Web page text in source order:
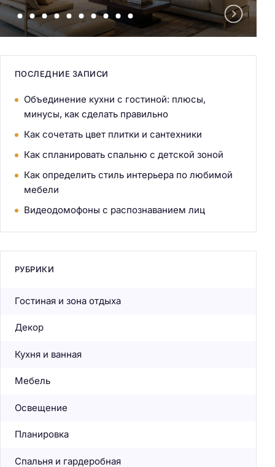
ПОСЛЕДНИЕ ЗАПИСИ
Объединение кухни с гостиной: плюсы,
минусы, как сделать правильно
Как сочетать цвет плитки и сантехники
Как спланировать спальню с детской зоной
Как определить стиль интерьера по любимой
мебели
Видеодомофоны с распознаванием лиц
РУБРИКИ
Гостиная и зона отдыха
Декор
Кухня и ванная
Мебель
Освещение
Планировка
Спальня и гардеробная